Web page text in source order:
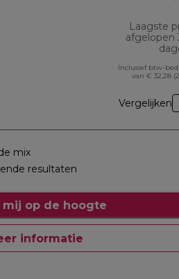
Laagste
afgelopen
Inclusief btw-
van € 32,28
Vergelijken
mix
resultaten
mij op de hoogte
informatie